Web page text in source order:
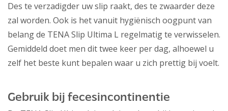
Des te verzadigder uw slip raakt, des te zwaarder deze
zal worden. Ook is het vanuit hygiënisch oogpunt van
belang de TENA Slip Ultima L regelmatig te verwisselen.
Gemiddeld doet men dit twee keer per dag, alhoewel u
zelf het beste kunt bepalen waar u zich prettig bij voelt.
Gebruik bij fecesincontinentie